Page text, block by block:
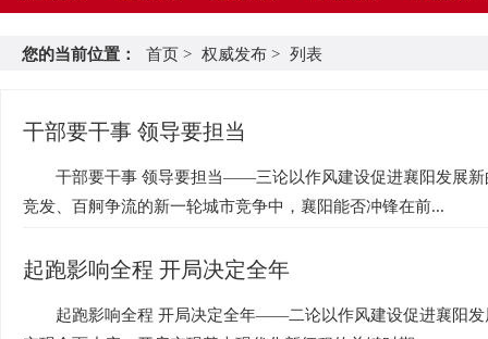
您的当前位置： 首页 > 权威发布 > 列表
干部要干事 领导要担当
干部要干事 领导要担当——三论以作风建设促进襄阳发展新
竞发、百舸争流的新一轮城市竞争中，襄阳能否冲锋在前...
起跑影响全程 开局决定全年
起跑影响全程 开局决定全年——二论以作风建设促进襄阳